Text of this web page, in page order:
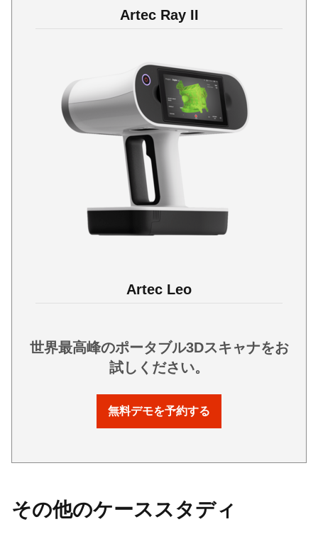
Artec Ray II
Artec Leo
世界最高峰のポータブル3Dスキャナをお
試しください。
無料デモを予約する
その他のケーススタディ